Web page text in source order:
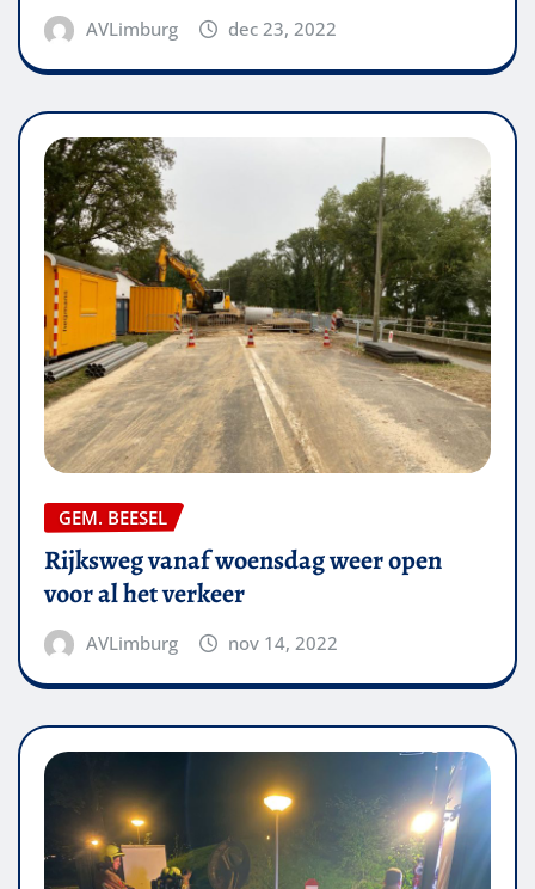
AVLimburg dec 23, 2022
GEM. BEESEL
Rijksweg vanaf woensdag weer open
voor al het verkeer
AVLimburg nov 14, 2022